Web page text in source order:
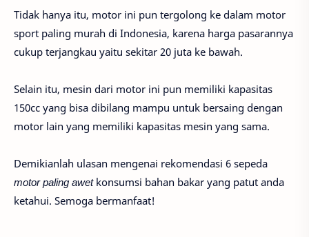
Tidak hanya itu, motor ini pun tergolong ke dalam motor
sport paling murah di Indonesia, karena harga pasarannya
cukup terjangkau yaitu sekitar 20 juta ke bawah.
Selain itu, mesin dari motor ini pun memiliki kapasitas
150cc yang bisa dibilang mampu untuk bersaing dengan
motor lain yang memiliki kapasitas mesin yang sama.
Demikianlah ulasan mengenai rekomendasi 6 sepeda
motor paling awetkonsumsi bahan bakar yang patut anda
ketahui. Semoga bermanfaat!